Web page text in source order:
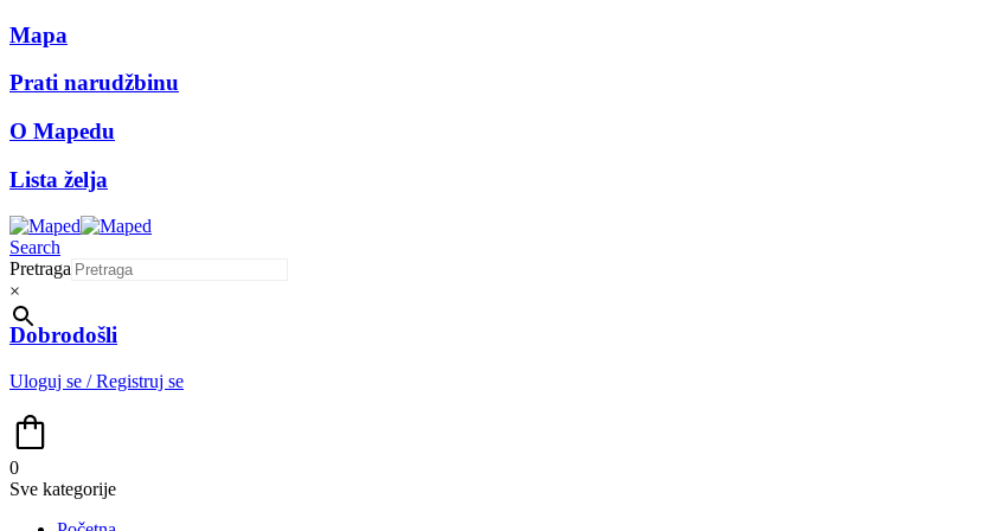
Mapa
Prati narudžbinu
O Mapedu
Lista želja
Search
Pretraga
×
Dobrodošli
Uloguj se / Registruj se
0
Sve kategorije